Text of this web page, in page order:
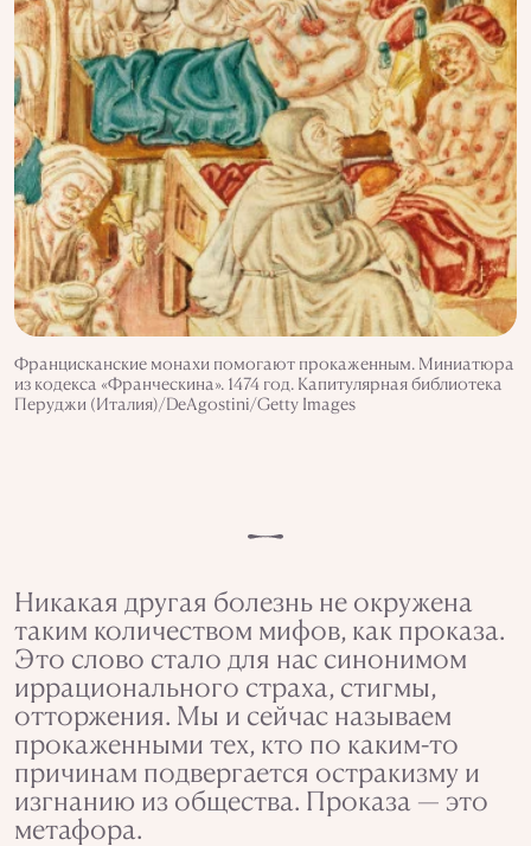
Францисканские монахи помогают прокаженным. Миниатюра
из кодекса «Франческина». 1474 год. Капитулярная библиотека
Перуджи (Италия)/DeAgostini/Getty Images
Никакая другая болезнь не окружена
таким количеством мифов, как проказа.
Это слово стало для нас синонимом
иррационального страха, стигмы,
отторжения. Мы и сейчас называем
прокаженными тех, кто по каким-то
причинам подвергается остракизму и
изгнанию из общества. Проказа — это
метафора.